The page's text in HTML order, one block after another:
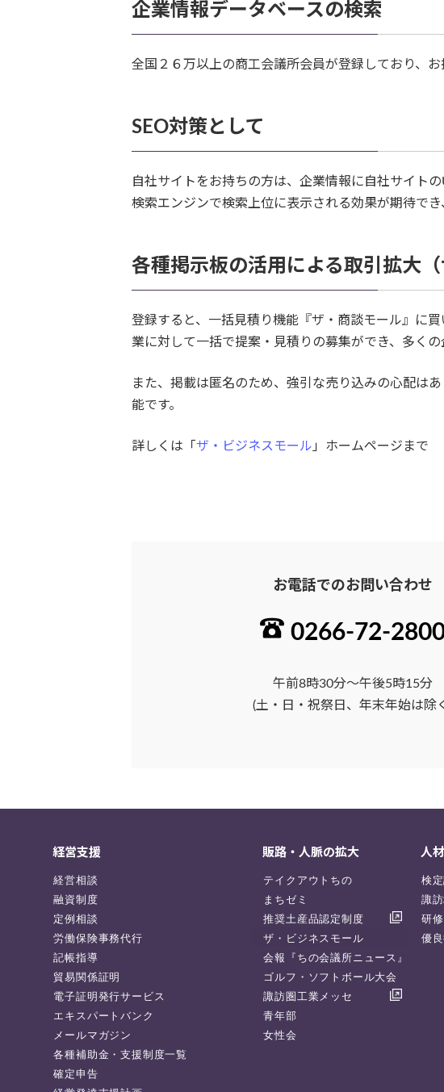
企業情報データベースの検索
全国２６万以上の商工会議所会員が登録しており、
SEO対策として
自社サイトをお持ちの方は、企業情報に自社サイト
検索エンジンで検索上位に表示される効果が期待で
各種掲示板の活用による取引拡大（
登録すると、一括見積り機能『ザ・商談モール』に
業に対して一括で提案・見積りの募集ができ、多くの
また、掲載は匿名のため、強引な売り込みの心配は
能です。
詳しくは「 ザ・ビジネスモール 」ホームページまで
お電話でのお問い合わせ
0266-72-
午前8時30分～午後5時15分
(土・日・祝祭日、年末年始は除
経営支援
経営相談
融資制度
定例相談
労働保険事務代行
記帳指導
貿易関係証明
電子証明発行サービス
エキスパートバンク
メールマガジン
各種補助金・支援制度一覧
確定申告
販路・人脈の拡大
テイクアウトちの
まちゼミ
推奨土産品認定制度
ザ・ビジネスモール
会報『ちの会議所ニュース』
ゴルフ・ソフトボール大会
諏訪圏工業メッセ
青年部
女性会
人
検
諏
研
優